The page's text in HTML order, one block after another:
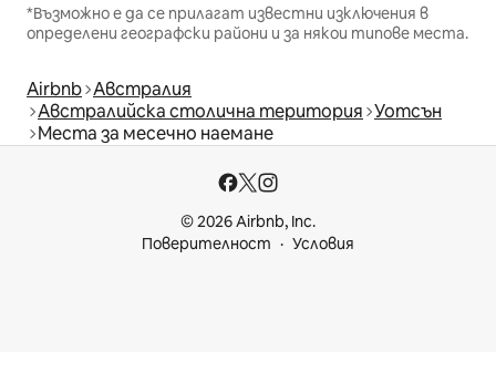
*Възможно е да се прилагат известни изключения в
определени географски райони и за някои типове места.
Airbnb Австралия
Австралийска столична територия Уотсън
Места за месечно наемане
© 2026 Airbnb, Inc.
Поверителност
Условия